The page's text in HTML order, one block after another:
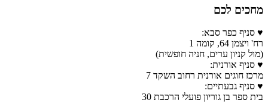
מחכים לכם
♥ סניף כפר סבא:
רח' ויצמן 64, קומה 1
(מול קניון ערים, חניה חופשית)
♥ סניף אורנית:
מרכז חוגים אורנית רחוב השקד 7
♥ סניף גבעתיים:
בית ספר בן גוריון פועלי הרכבת 30